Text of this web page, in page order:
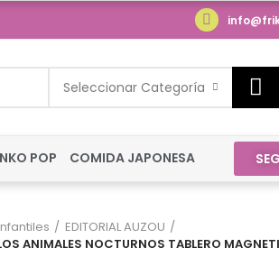
Seleccionar Categoría
POP COMIDA JAPONESA
EDITORIAL AUZOU
ANIMALES NOCTURNOS TABLERO